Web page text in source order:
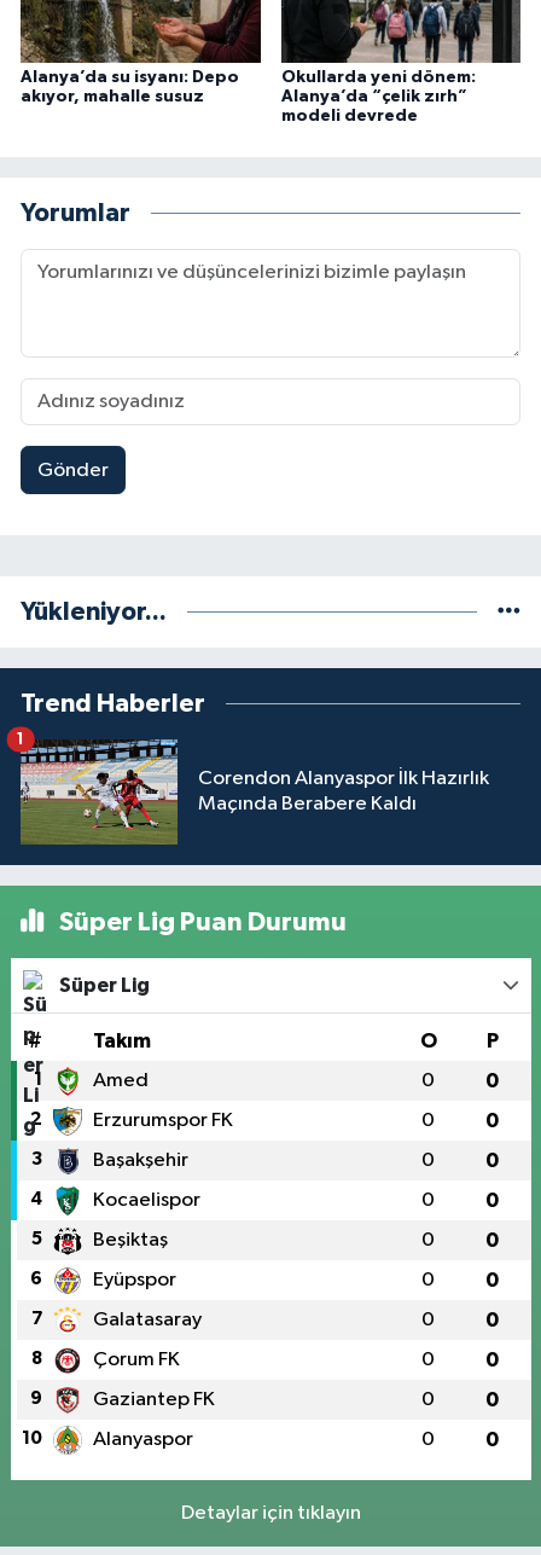
Alanya’da su isyanı: Depo
akıyor, mahalle susuz
Okullarda yeni dönem:
Alanya’da “çelik zırh”
modeli devrede
Yorumlar
Gönder
Yükleniyor...
Trend Haberler
Corendon Alanyaspor İlk Hazırlık
Maçında Berabere Kaldı
1
Süper Lig Puan Durumu
Süper Lig
# Takım O P
1 Amed 0 0
2 Erzurumspor FK 0 0
3 Başakşehir 0 0
4 Kocaelispor 0 0
5 Beşiktaş 0 0
6 Eyüpspor 0 0
7 Galatasaray 0 0
8 Çorum FK 0 0
9 Gaziantep FK 0 0
10 Alanyaspor 0 0
Detaylar için tıklayın